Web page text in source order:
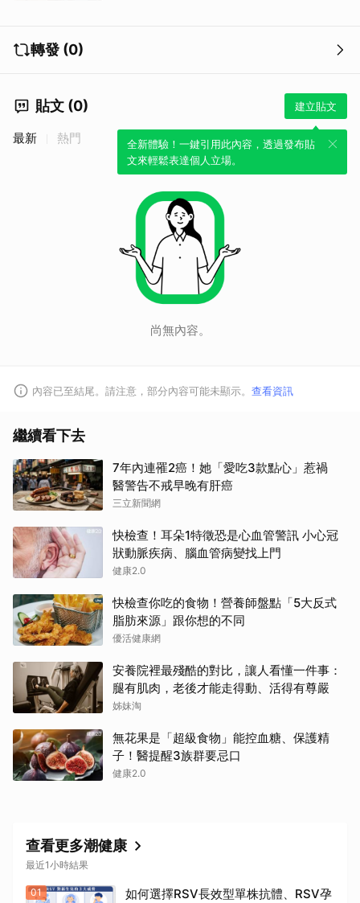
轉發 (0)
貼文 (0) 建立貼文
全新體驗！一鍵引用此內容，透過發布貼
文來輕鬆表達個人立場。
最新 熱門
尚無內容。
內容已至結尾。請注意，部分內容可能未顯示。 查看資訊
繼續看下去
7年內連罹2癌！她「愛吃3款點心」惹禍
醫警告不戒早晚有肝癌
三立新聞網
快檢查！耳朵1特徵恐是心血管警訊 小心冠
狀動脈疾病、腦血管病變找上門
健康2.0
快檢查你吃的食物！營養師盤點「5大反式
脂肪來源」跟你想的不同
優活健康網
安養院裡最殘酷的對比，讓人看懂一件事：
腿有肌肉，老後才能走得動、活得有尊嚴
姊妹淘
無花果是「超級食物」能控血糖、保護精
子！醫提醒3族群要忌口
健康2.0
查看更多潮健康
最近1小時結果
01
如何選擇RSV長效型單株抗體、RSV孕
取消